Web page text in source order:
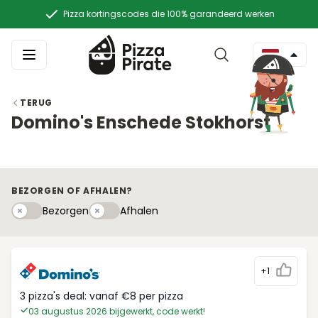
Pizza kortingscodes die 100% garandeerd werken
TERUG
Domino's Enschede Stokhorst
BEZORGEN OF AFHALEN?
BezorgenBezorgenAfhalenyAfhalen
+1
3 pizza's deal: vanaf €8 per pizza
03 augustus 2026 bijgewerkt, code werkt!